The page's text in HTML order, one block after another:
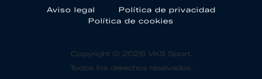
Aviso legal
Política de privacidad
Política de cookies
Copyright © 2026 VKS Sport.
Todos los derechos resevados.